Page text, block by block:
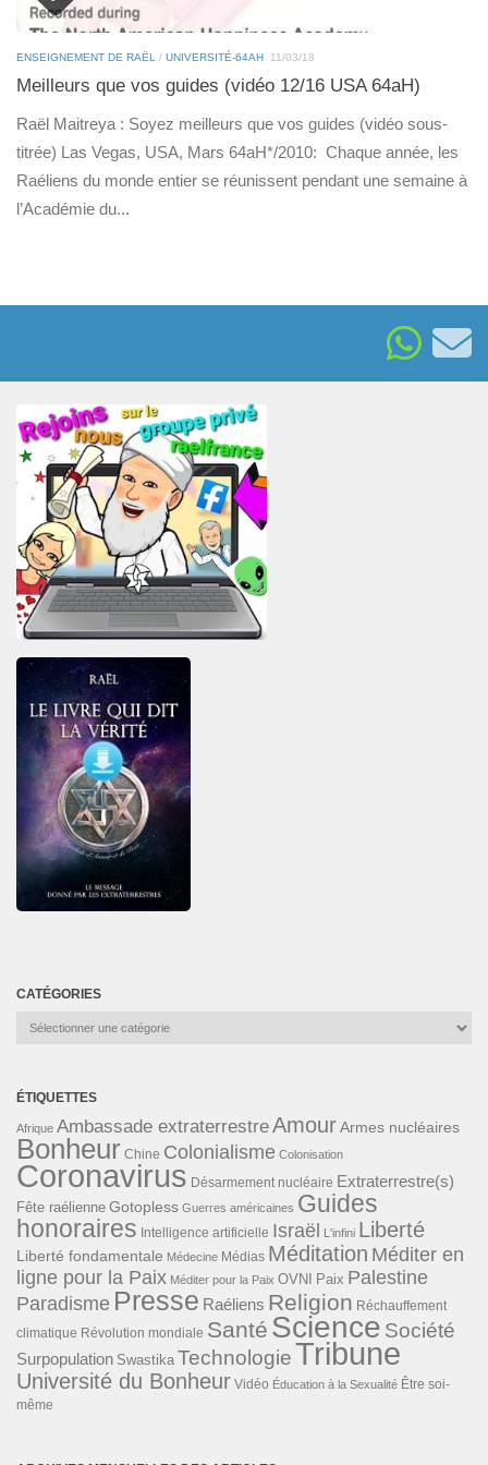
ENSEIGNEMENT DE RAËL / UNIVERSITÉ-64AH 11/03/18
Meilleurs que vos guides (vidéo 12/16 USA 64aH)
Raël Maitreya : Soyez meilleurs que vos guides (vidéo sous-
titrée) Las Vegas, USA, Mars 64aH*/2010: Chaque année, les
Raéliens du monde entier se réunissent pendant une semaine à
l’Académie du...
CATÉGORIES
Catégories
ÉTIQUETTES
Afrique Ambassade extraterrestreAmourArmes nucléaires
Bonheur Chine Colonialisme Colonisation
Coronavirus Désarmement nucléaire Extraterrestre(s)
Fête raélienne Gotopless Guerres américaines Guides
honoraires Intelligence artificielle Israël L'infini Liberté
Liberté fondamentale Médecine Médias Méditation Méditer en
ligne pour la Paix Méditer pour la Paix OVNI Paix Palestine
Paradisme Presse Raéliens Religion Réchauffement
climatique Révolution mondiale Santé Science Société
Surpopulation Swastika TechnologieTribune
Université du Bonheur Vidéo Éducation à la Sexualité Être soi-
même